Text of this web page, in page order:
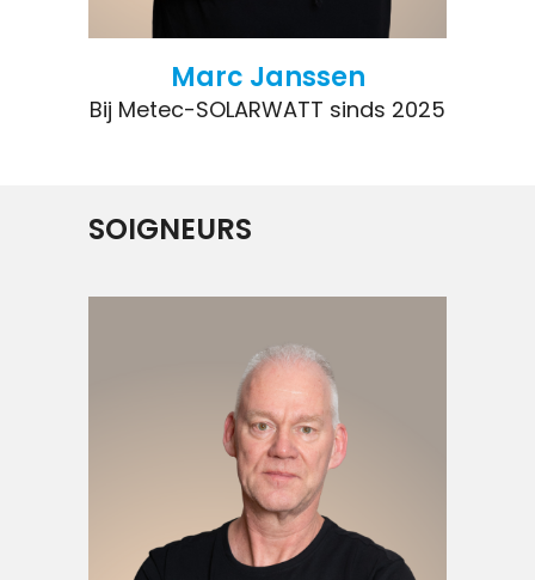
Marc Janssen
Bij Metec-SOLARWATT sinds 2025
SOIGNEURS